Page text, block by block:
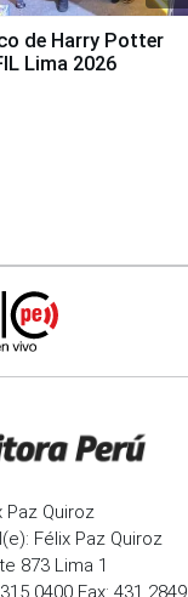
de Harry Potter
Lima 2026
Paz Quiroz
Félix Paz Quiroz
873 Lima 1
0400 Fax: 431 2849